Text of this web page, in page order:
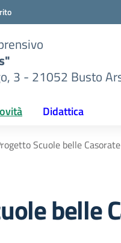
3 - 21052 Busto
Didattica
Scuole belle Casorate
belle